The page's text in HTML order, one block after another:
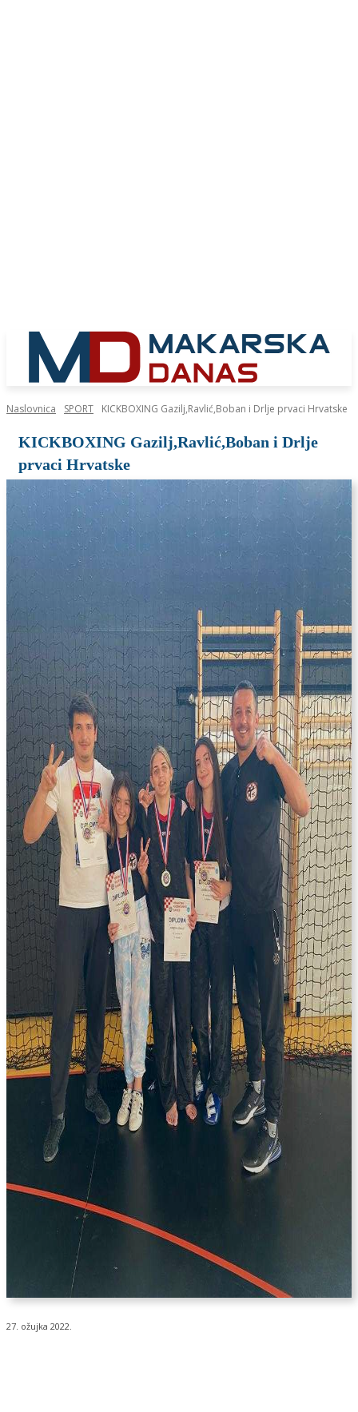
Naslovnica SPORT KICKBOXING Gazilj,Ravlić,Boban i Drlje prvaci Hrvatske
KICKBOXING Gazilj,Ravlić,Boban i Drlje
prvaci Hrvatske
27. ožujka 2022.